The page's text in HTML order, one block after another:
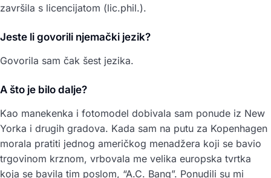
završila s licencijatom (lic.phil.).
Jeste li govorili njemački jezik?
Govorila sam čak šest jezika.
A što je bilo dalje?
Kao manekenka i fotomodel dobivala sam ponude iz New
Yorka i drugih gradova. Kada sam na putu za Kopenhagen
morala pratiti jednog američkog menadžera koji se bavio
trgovinom krznom, vrbovala me velika europska tvrtka
koja se bavila tim poslom, “A.C. Bang”. Ponudili su mi